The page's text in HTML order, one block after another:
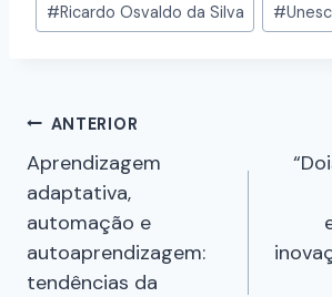
#Ricardo Osvaldo da Silva #
ANTERIOR
Aprendizagem
adaptativa,
automação e
autoaprendizagem:
tendências da